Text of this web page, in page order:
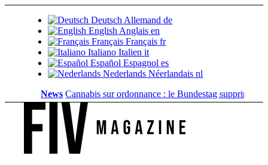
Deutsch Allemand de
English Anglais en
Français Français fr
Italiano Italien it
Español Espagnol es
Nederlands Néerlandais nl
News Cannabis sur ordonnance : le Bundestag supprime...